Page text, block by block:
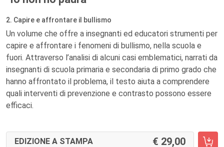
2. Capire e affrontare il bullismo
Un volume che offre a insegnanti ed educatori strumenti per
capire e affrontare i fenomeni di bullismo, nella scuola e
fuori. Attraverso l’analisi di alcuni casi emblematici, narrati da
insegnanti di scuola primaria e secondaria di primo grado che
hanno affrontato il problema, il testo aiuta a comprendere
quali interventi di prevenzione e contrasto possono essere
efficaci.
EDIZIONE A STAMPA 29,00